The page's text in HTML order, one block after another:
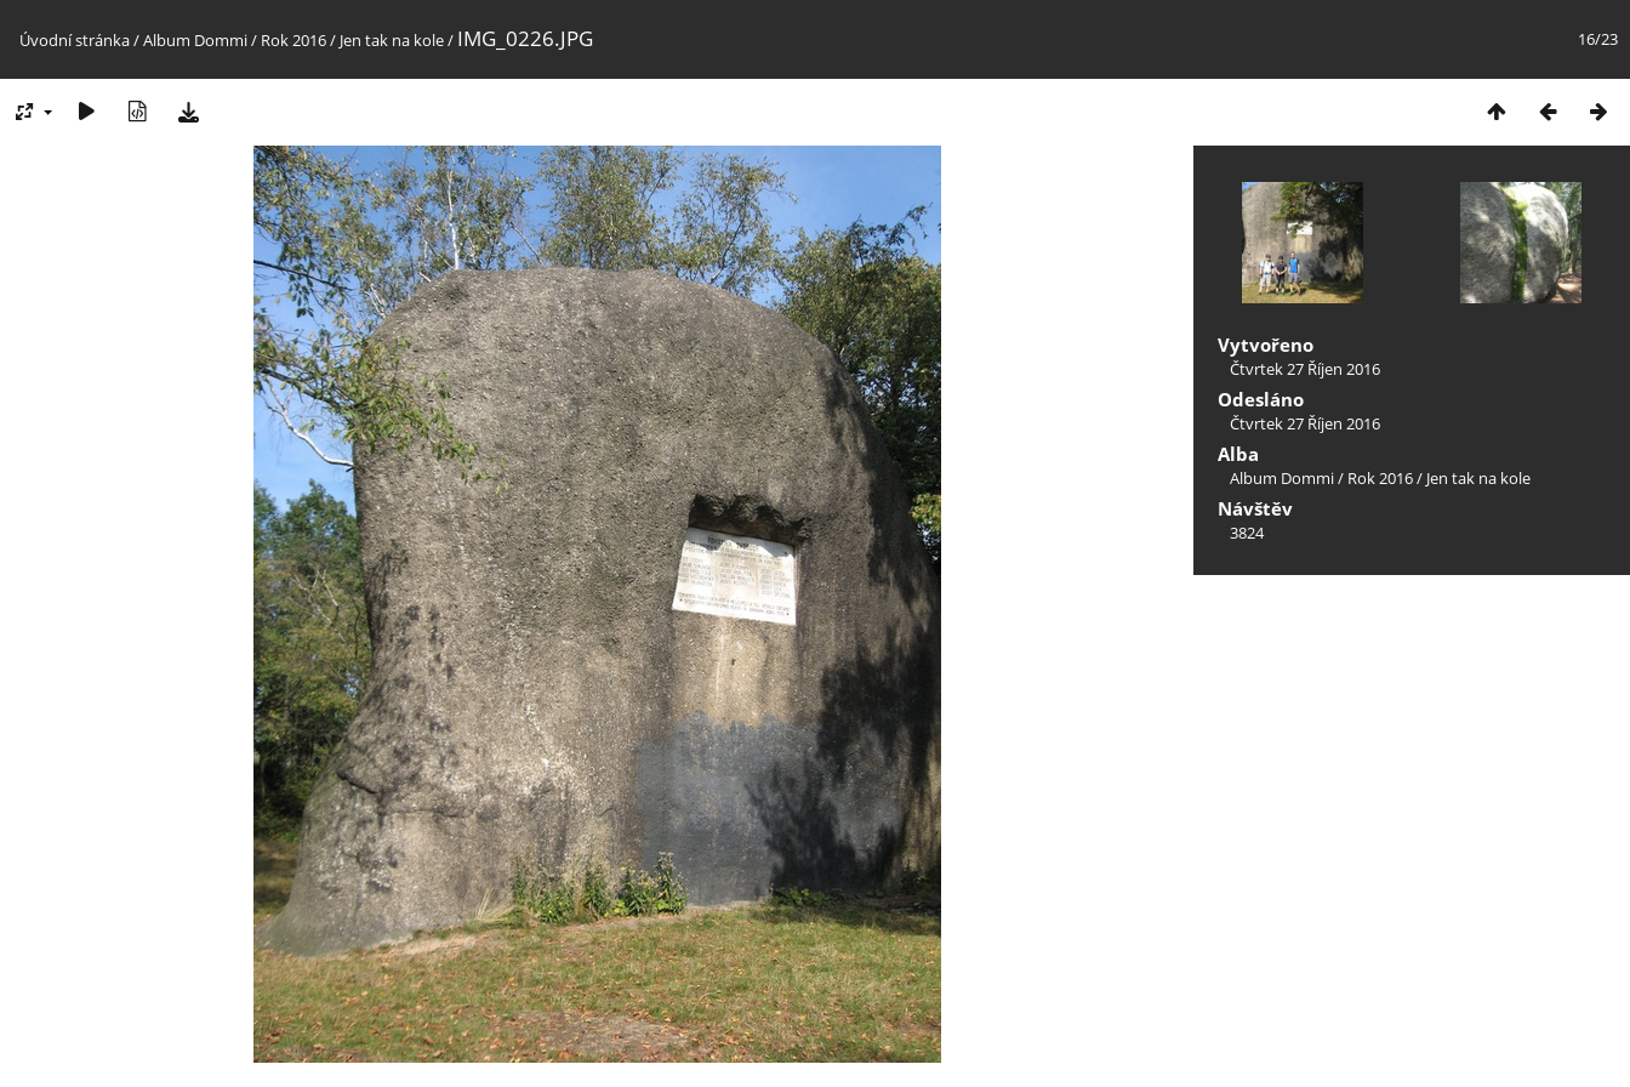
16/23
Úvodní stránka/Album Dommi/ Rok 2016/ Jen tak na kole/ IMG_0226.JPG
Vytvořeno
Čtvrtek 27 Říjen 2016
Odesláno
Čtvrtek 27 Říjen 2016
Alba
Album Dommi/ Rok 2016/ Jen tak na kole
Návštěv
3824